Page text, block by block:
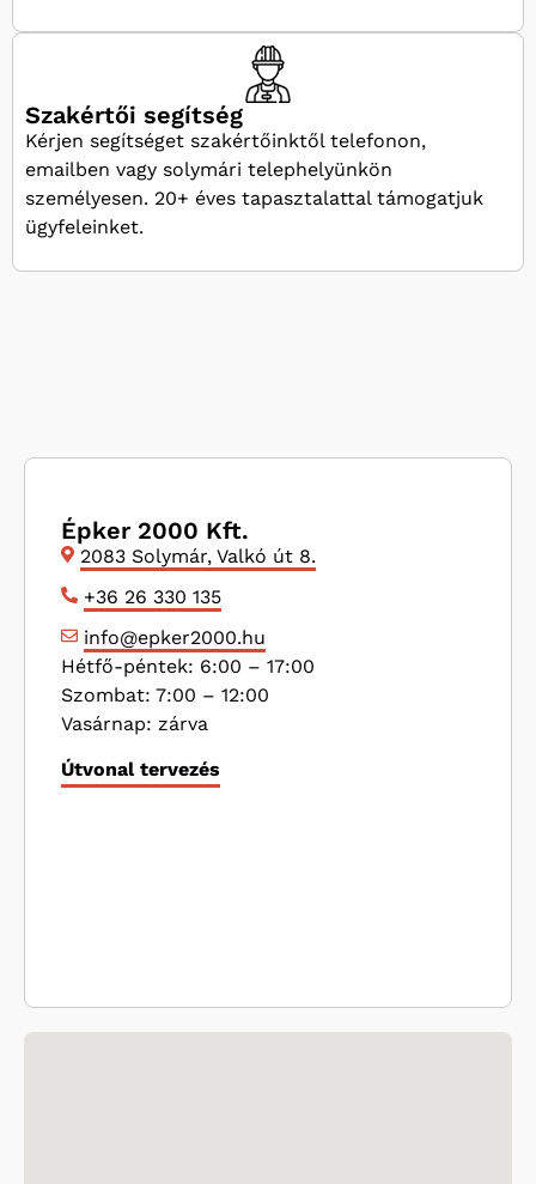
Szakértői segítség
Kérjen segítséget szakértőinktől telefonon,
emailben vagy solymári telephelyünkön
személyesen. 20+ éves tapasztalattal támogatjuk
ügyfeleinket.
Épker 2000 Kft.
2083 Solymár, Valkó út 8.
+36 26 330 135
info@epker2000.hu
Hétfő-péntek: 6:00 – 17:00
Szombat: 7:00 – 12:00
Vasárnap: zárva
Útvonal tervezés